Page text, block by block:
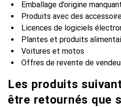
Emballage d’origine
Produits avec des
Licences de logiciels
Plantes et produits
Voitures et motos
Offres de revente de
Les produits
être retournés que